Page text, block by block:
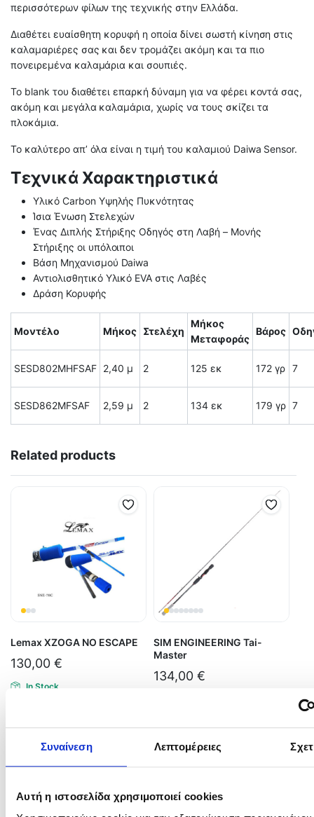
Συναίνεση Λεπτομέρειες
Αυτή η ιστοσελίδα χρησιμοποιεί cookies
περισσότερων φίλων της τεχνικής στην Ελλάδα.
Διαθέτει ευαίσθητη κορυφή η οποία δίνει σωστή κίνηση στις
καλαμαριέρες σας και δεν τρομάζει ακόμη και τα πιο
πονειρεμένα καλαμάρια και σουπιές.
Το blank του διαθέτει επαρκή δύναμη για να φέρει κοντά σας,
ακόμη και μεγάλα καλαμάρια, χωρίς να τους σκίζει τα
πλοκάμια.
Το καλύτερο απ’ όλα είναι η τιμή του καλαμιού Daiwa Sensor.
Τεχνικά Χαρακτηριστικά
Υλικό Carbon Υψηλής Πυκνότητας
Ίσια Ένωση Στελεχών
Ένας Διπλής Στήριξης Οδηγός στη Λαβή – Μονής
Στήριξης οι υπόλοιποι
Βάση Μηχανισμού Daiwa
Αντιολισθητικό Υλικό EVA στις Λαβές
Δράση Κορυφής
Μοντέλο Μήκος Στελέχη
Μήκος
Μεταφοράς
Βάρος
SESD802MHFSAF 2,40 μ 2 125 εκ 172 γρ 7
SESD862MFSAF 2,59 μ 2 134 εκ 179 γρ 7
Related products
Lemax XZOGA NO ESCAPE
130,00 €
In Stock
SIM ENGINEERING Tai-
Master
134,00 €
Προσθήκη στο καλάθι